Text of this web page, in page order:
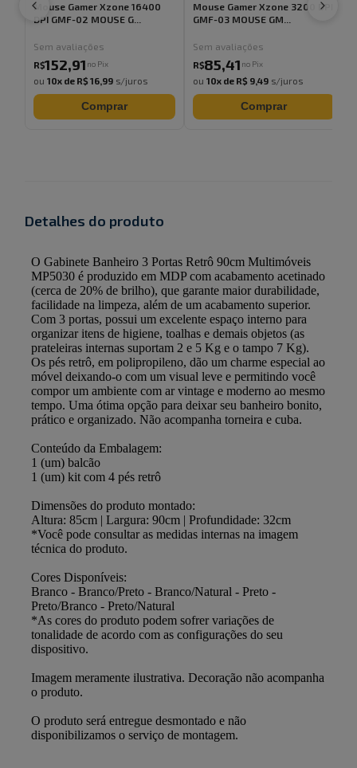
Mouse Gamer Xzone 16400
DPI GMF-02 MOUSE G...
Sem avaliações
R$152,91 no Pix
ou 10x de R$ 16,99 s/juros
Comprar
Mouse Gamer Xzone 3200 DPI
GMF-03 MOUSE GM...
Sem avaliações
R$85,41 no Pix
ou 10x de R$ 9,49 s/juros
Comprar
Detalhes do produto